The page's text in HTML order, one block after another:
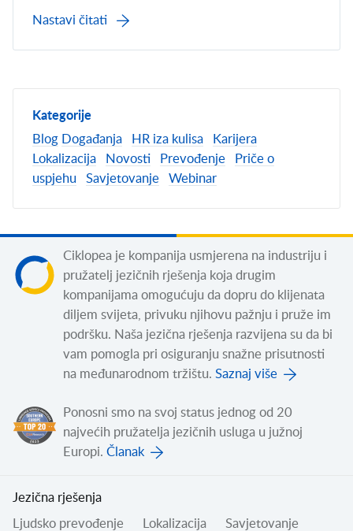
Nastavi čitati
Kategorije
Blog
Događanja HR iza kulisa
Karijera
Lokalizacija
Novosti Prevođenje
Priče o
uspjehu
Savjetovanje Webinar
Ciklopea je kompanija usmjerena na industriju i
pružatelj jezičnih rješenja koja drugim
kompanijama omogućuju da dopru do klijenata
diljem svijeta, privuku njihovu pažnju i pruže im
podršku. Naša jezična rješenja razvijena su da bi
vam pomogla pri osiguranju snažne prisutnosti
na međunarodnom tržištu. Saznaj više
Ponosni smo na svoj status jednog od 20
najvećih pružatelja jezičnih usluga u južnoj
Europi. Članak
Jezična rješenja
Ljudsko prevođenje Lokalizacija Savjetovanje